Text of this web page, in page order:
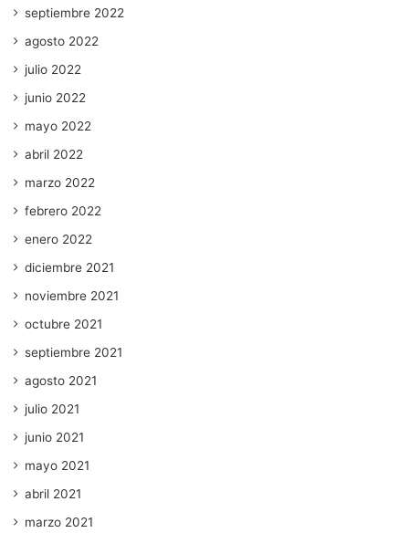
septiembre 2022
agosto 2022
julio 2022
junio 2022
mayo 2022
abril 2022
marzo 2022
febrero 2022
enero 2022
diciembre 2021
noviembre 2021
octubre 2021
septiembre 2021
agosto 2021
julio 2021
junio 2021
mayo 2021
abril 2021
marzo 2021